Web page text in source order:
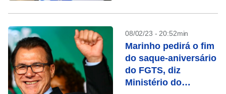
08/02/23 - 20:52min
Marinho pedirá o fim
do saque-aniversário
do FGTS, diz
Ministério do